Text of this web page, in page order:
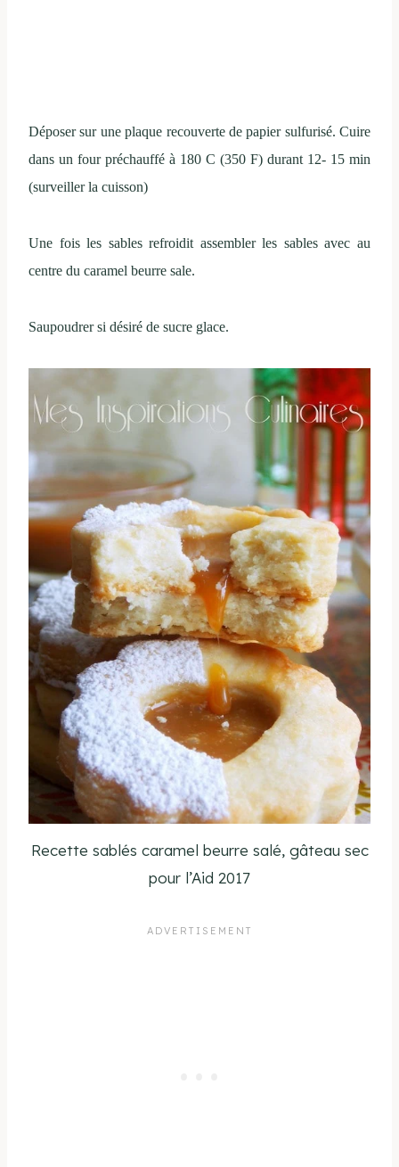
Déposer sur une plaque recouverte de papier sulfurisé. Cuire
dans un four préchauffé à 180 C (350 F) durant 12- 15 min
(surveiller la cuisson)
Une fois les sables refroidit assembler les sables avec au
centre du caramel beurre sale.
Saupoudrer si désiré de sucre glace.
Recette sablés caramel beurre salé, gâteau sec
pour l’Aid 2017